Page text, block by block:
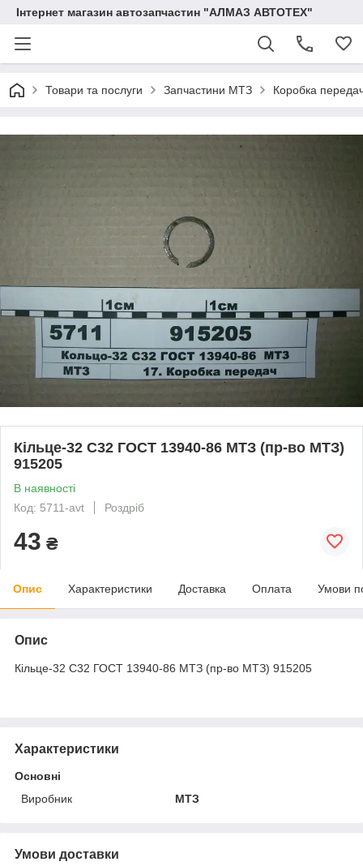
Інтернет магазин автозапчастин "АЛМАЗ АВТОТЕХ"
Товари та послуги Запчастини МТЗ Коробка
Кільце-32 С32 ГОСТ 13940-86 МТЗ (пр-во МТЗ)
915205
В наявності
Код: 5711-avt
Роздріб
43 ₴
Опис Характеристики Доставка Оплата Умови
Опис
Кільце-32 С32 ГОСТ 13940-86 МТЗ (пр-во МТЗ) 915205
Характеристики
Основні
Виробник
МТЗ
Умови доставки